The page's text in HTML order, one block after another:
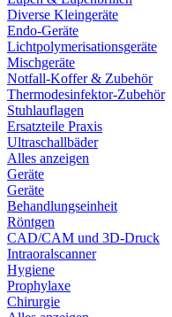
Diverse Kleingeräte
Endo-Geräte
Lichtpolymerisationsgeräte
Mischgeräte
Notfall-Koffer & Zubehör
Thermodesinfektor-Zubehör
Stuhlauflagen
Ersatzteile Praxis
Ultraschallbäder
Alles anzeigen
Geräte
Geräte
Behandlungseinheit
Röntgen
CAD/CAM und 3D-Druck
Intraoralscanner
Hygiene
Prophylaxe
Chirurgie